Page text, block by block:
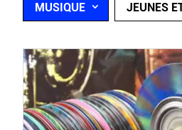
MUSIQUE JEUNES